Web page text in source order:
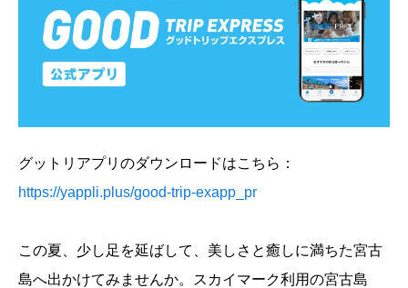
グットリアプリのダウンロードはこちら：
https://yappli.plus/good-trip-exapp_pr
この夏、少し足を延ばして、美しさと癒しに満ちた宮古
島へ出かけてみませんか。スカイマーク利用の宮古島